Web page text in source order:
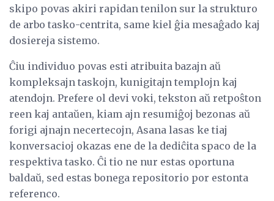
skipo povas akiri rapidan tenilon sur la strukturo
de arbo tasko-centrita, same kiel ĝia mesaĝado kaj
dosiereja sistemo.
Ĉiu individuo povas esti atribuita bazajn aŭ
kompleksajn taskojn, kunigitajn templojn kaj
atendojn. Prefere ol devi voki, tekston aŭ retpoŝton
reen kaj antaŭen, kiam ajn resumiĝoj bezonas aŭ
forigi ajnajn necertecojn, Asana lasas ke tiaj
konversacioj okazas ene de la dediĉita spaco de la
respektiva tasko. Ĉi tio ne nur estas oportuna
baldaŭ, sed estas bonega repositorio por estonta
referenco.